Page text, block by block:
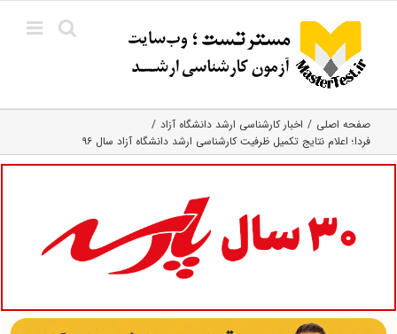
content
صفحه اصلی
اخبار کارشناسی ارشد دانشگاه آزاد
فردا؛ اعلام نتایج تکمیل ظرفیت کارشناسی ارشد دانشگاه آزاد سال ۹۶